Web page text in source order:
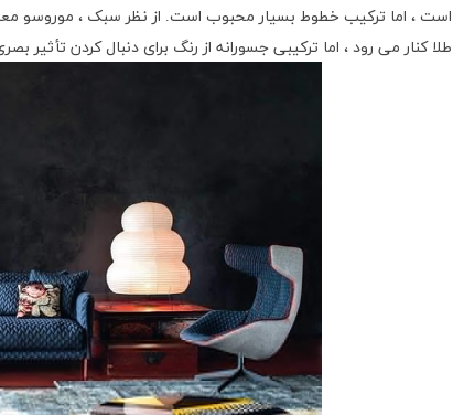
است ، اما ترکیب خطوط بسیار محبوب است. از نظر سبک ، موروسو
طلا کنار می رود ، اما ترکیبی جسورانه از رنگ برای دنبال کردن تأثیر